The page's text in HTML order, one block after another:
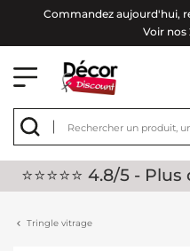
Commandez aujourd'hui,
Voir nos
⭐⭐⭐⭐⭐ 4.8/5 -
Tringle vitrage